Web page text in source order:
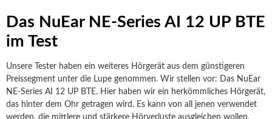
Das NuEar NE-Series AI 12 UP BTE
im Test
Unsere Tester haben ein weiteres Hörgerät aus dem günstigeren
Preissegment unter die Lupe genommen. Wir stellen vor: Das NuEar
NE-Series AI 12 UP BTE. Hier haben wir ein herkömmliches Hörgerät,
das hinter dem Ohr getragen wird. Es kann von all jenen verwendet